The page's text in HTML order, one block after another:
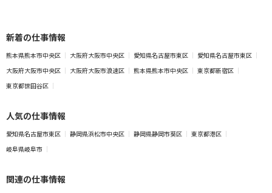
新着の仕事情報
熊本県熊本市中央区 大阪府大阪市中央区 愛知県名古屋市東区
愛知県名古屋市東区
大阪府大阪市中央区
大阪府大阪市浪速区 熊本県熊本市中央区
東京都新宿区
東京都世田谷区
人気の仕事情報
愛知県名古屋市東区 静岡県浜松市中央区 静岡県静岡市葵区
東京都港区
岐阜県岐阜市
関連の仕事情報